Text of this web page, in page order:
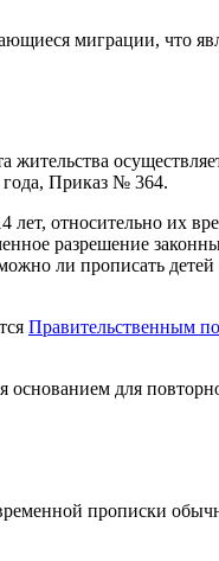
миграции, что
года, Приказ № 364.
относительно их
разрешение
ли прописать
Правительственным
основанием для
прописки